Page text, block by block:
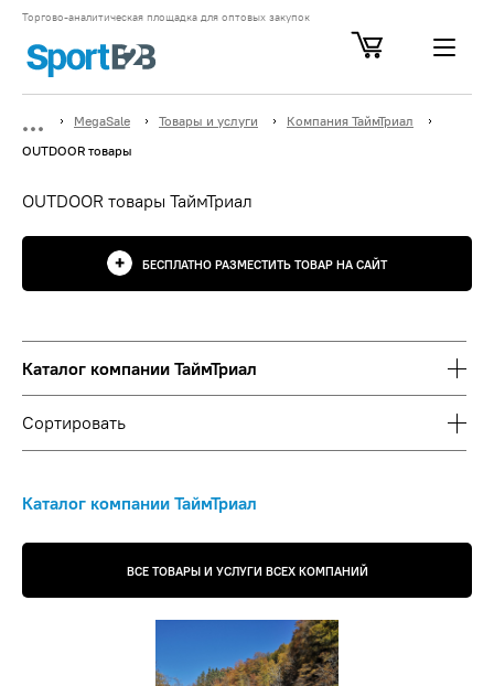
Торгово-аналитическая площадка для оптовых закупок
MegaSale Товары и услуги
Компания ТаймТриал
OUTDOOR товары
OUTDOOR товары ТаймТриал
Каталог компании ТаймТриал
ВСЕ ТОВАРЫ И УСЛУГИ ВСЕХ КОМПАНИЙ
БЕСПЛАТНО РАЗМЕСТИТЬ ТОВАР НА САЙТ
Каталог компании ТаймТриал
Сортировать